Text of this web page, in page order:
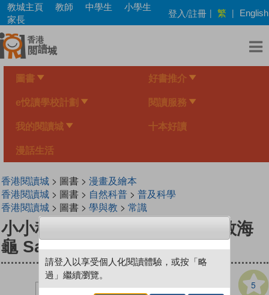
Skip
main
content
教城主頁 教師 中學生
小學生
家長
登入/註冊 | 繁 | English
圖書 好書推介
e悅讀學校計劃 閱讀服務
我的閱讀城 十本好讀
漫話生活
香港閱讀城> 圖書 > 漫畫及繪本
香港閱讀城> 圖書 > 自然科普> 普及科學
香港閱讀城> 圖書 > 學與教 > 常識
小小科學家（第三级）#10 救救海
龜 Save The Sea Turtles
5
請登入以享受個人化閱讀體驗，或按「略
過」繼續瀏覽。